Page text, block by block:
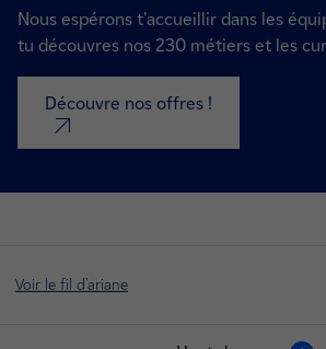
Nous espérons t'accueillir dans les
tu découvres nos 230 métiers et les
Découvre nos offres !
nouvel onglet
Voir le fil d'ariane